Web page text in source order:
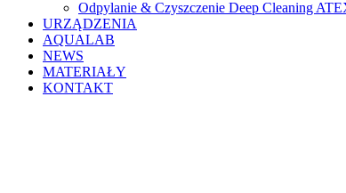
Odpylanie & Czyszczenie Deep Cleaning
URZĄDZENIA
AQUALAB
NEWS
MATERIAŁY
KONTAKT